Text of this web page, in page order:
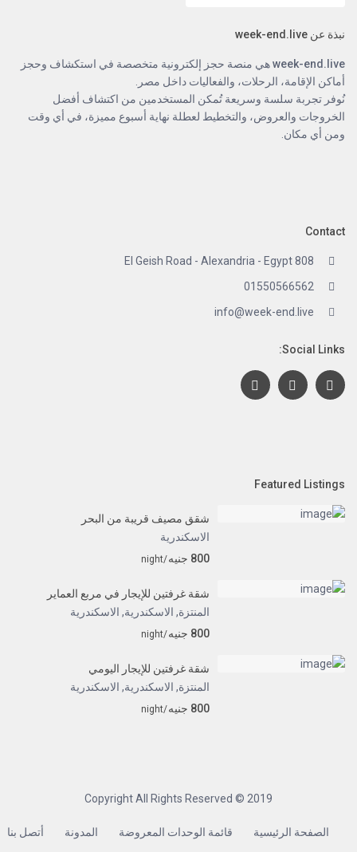
نبذة عن week-end.live
week-end.liveهي منصة حجز إلكترونية متخصصة في استكشاف وحجز
أماكن الإقامة، الرحلات، والفعاليات داخل مصر.
نُوفر تجربة سلسة وسريعة تُمكن المستخدمين من اكتشاف أفضل
الخروجات والعروض، والتخطيط لعطلة نهاية أسبوع مميزة، في أي وقت
ومن أي مكان.
Contact
808 El Geish Road - Alexandria - Egypt
01550566562
info@week-end.live
Social Links:
Featured Listings
شقق مصيف قريبة من البحر
الاسكندرية
800 جنيه
/night
شقة غرفتين للإيجار في مربع العماير
المنتزة, الاسكندرية, الاسكندرية
800 جنيه
/night
شقة غرفتين للإيجار اليومي
المنتزة, الاسكندرية, الاسكندرية
800 جنيه
/night
Copyright All Rights Reserved © 2019
الصفحة الرئيسية قائمة الوحدات المعروضة المدونة أتصل بنا